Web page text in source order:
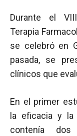
Durante el
Terapia
se celebró en
pasada, se
clínicos que
En el primer
la eficacia y
contenía